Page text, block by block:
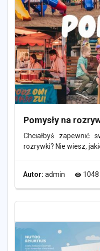
Pomysły na
Chciałbyś zapewnić
rozrywki? Nie wiesz,
Autor: admin visibility 1048